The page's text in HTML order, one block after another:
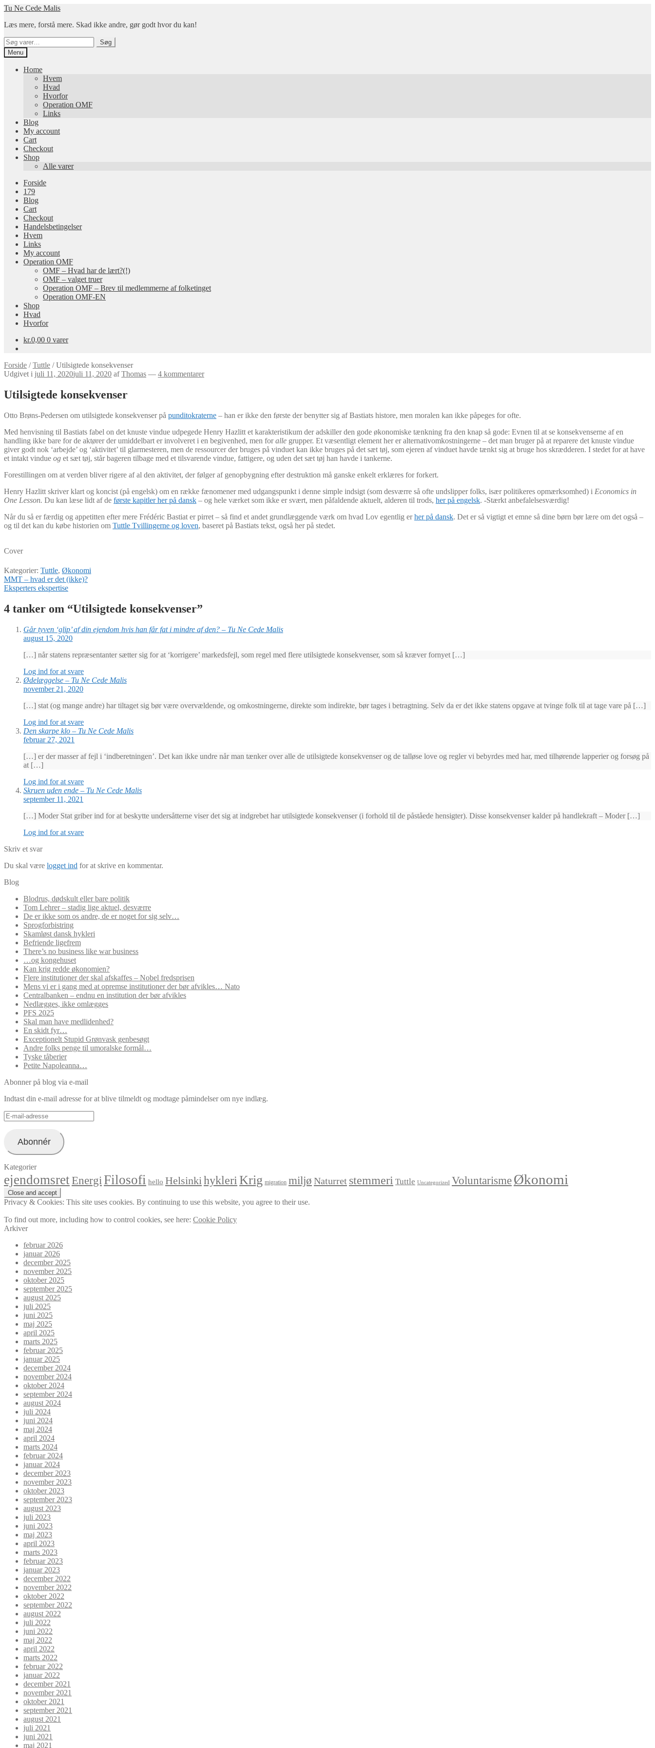
Spring
navigation
Spring
indhold
Tu Ne Cede Malis
Læs mere, forstå mere. Skad ikke andre, gør godt hvor du kan!
Søg
efter:
Søg
Menu
Home
Hvem
Hvad
Hvorfor
Operation OMF
Links
Blog
My account
Cart
Checkout
Shop
Alle varer
Forside
179
Blog
Cart
Checkout
Handelsbetingelser
Hvem
Links
My account
Operation OMF
OMF – Hvad har de lært?(!)
OMF – valget truer
Operation OMF – Brev til medlemmerne af folketinget
Operation OMF-EN
Shop
Hvad
Hvorfor
kr.0,00 0 varer
Forside /Tuttle /Utilsigtede konsekvenser
Udgivet i juli 11, 2020juli 11, 2020 afThomas — 4 kommentarer
Utilsigtede konsekvenser
Otto Brøns-Pedersen om utilsigtede konsekvenser på punditokraterne – han er ikke den første der benytter sig af Bastiats histore, men moralen kan ikke påpeges for ofte.
Med henvisning til Bastiats fabel on det knuste vindue udpegede Henry Hazlitt et karakteristikum der adskiller den gode økonomiske tænkning fra den knap så gode: Evnen til at se konsekvenserne af en
handling ikke bare for de aktører der umiddelbart er involveret i en begivenhed, men foralle grupper. Et væsentligt element her er alternativomkostningerne – det man bruger på at reparere det knuste vindue
giver godt nok ‘arbejde’ og ‘aktivitet’ til glarmesteren, men de ressourcer der bruges på vinduet kan ikke bruges på det sæt tøj, som ejeren af vinduet havde tænkt sig at bruge hos skrædderen. I stedet for at have
et intakt vindue og et sæt tøj, står bageren tilbage med et tilsvarende vindue, fattigere, og uden det sæt tøj han havde i tankerne.
Forestillingen om at verden bliver rigere af al den aktivitet, der følger af genopbygning efter destruktion må ganske enkelt erklæres for forkert.
Henry Hazlitt skriver klart og koncist (på engelsk) om en række fænomener med udgangspunkt i denne simple indsigt (som desværre så ofte undslipper folks, især politikeres opmærksomhed) i Economics in
One Lesson. Du kan læse lidt af de første kapitler her på dansk – og hele værket som ikke er svært, men påfaldende aktuelt, alderen til trods, her på engelsk. -Stærkt anbefalelsesværdig!
Når du så er færdig og appetitten efter mere Frédéric Bastiat er pirret – så find et andet grundlæggende værk om hvad Lov egentlig erher på dansk. Det er så vigtigt et emne så dine børn bør lære om det også –
og til det kan du købe historien om Tuttle Tvillingerne og loven, baseret på Bastiats tekst, også her på stedet.
Cover
Kategorier: Tuttle, Økonomi
Indlægsnavigation
Forrige
indlæg:
MMT – hvad er det (ikke)?
Næste
Eksperters ekspertise
4 tanker om “Utilsigtede konsekvenser”
Går tyven ‘glip’ af din ejendom hvis han får fat i mindre af den? – Tu Ne Cede Malis
august 15, 2020
[…] når statens repræsentanter sætter sig for at ‘korrigere’ markedsfejl, som regel med flere utilsigtede konsekvenser, som så kræver fornyet […]
Log ind for at svare
Ødelæggelse – Tu Ne Cede Malis
november 21, 2020
[…] stat (og mange andre) har tiltaget sig bør være overvældende, og omkostningerne, direkte som indirekte, bør tages i betragtning. Selv da er det ikke statens opgave at tvinge folk til at tage vare på […]
Log ind for at svare
Den skarpe klo – Tu Ne Cede Malis
februar 27, 2021
[…] er der masser af fejl i ‘indberetningen’. Det kan ikke undre når man tænker over alle de utilsigtede konsekvenser og de talløse love og regler vi bebyrdes med har, med tilhørende lapperier og forsøg på
at […]
Log ind for at svare
Skruen uden ende – Tu Ne Cede Malis
september 11, 2021
[…] Moder Stat griber ind for at beskytte undersåtterne viser det sig at indgrebet har utilsigtede konsekvenser (i forhold til de påståede hensigter). Disse konsekvenser kalder på handlekraft – Moder […]
Log ind for at svare
Skriv et svar
Du skal være logget ind for at skrive en kommentar.
Blog
Blodrus, dødskult eller bare politik
Tom Lehrer – stadig lige aktuel, desværre
De er ikke som os andre, de er noget for sig selv…
Sprogforbistring
Skamløst dansk hykleri
Befriende ligefrem
There’s no business like war business
…og kongehuset
Kan krig redde økonomien?
Flere institutioner der skal afskaffes – Nobel fredsprisen
Mens vi er i gang med at opremse institutioner der bør afvikles… Nato
Centralbanken – endnu en institution der bør afvikles
Nedlægges, ikke omlægges
PFS 2025
Skal man have medlidenhed?
En skidt fyr…
Exceptionelt Stupid Grønvask genbesøgt
Andre folks penge til umoralske formål…
Tyske tåberier
Petite Napoleanna…
Abonner på blog via e-mail
Indtast din e-mail adresse for at blive tilmeldt og modtage påmindelser om nye indlæg.
E-
mail-
Abonnér
Kategorier
ejendomsretEnergiFilosofi hello Helsinkihykleri Krig migration miljø Naturret stemmeri Tuttle Uncategorized VoluntarismeØkonomi
Privacy & Cookies: This site uses cookies. By continuing to use this website, you agree to their use.
To find out more, including how to control cookies, see here: Cookie Policy
Arkiver
februar 2026
januar 2026
december 2025
november 2025
oktober 2025
september 2025
august 2025
juli 2025
juni 2025
maj 2025
april 2025
marts 2025
februar 2025
januar 2025
december 2024
november 2024
oktober 2024
september 2024
august 2024
juli 2024
juni 2024
maj 2024
april 2024
marts 2024
februar 2024
januar 2024
december 2023
november 2023
oktober 2023
september 2023
august 2023
juli 2023
juni 2023
maj 2023
april 2023
marts 2023
februar 2023
januar 2023
december 2022
november 2022
oktober 2022
september 2022
august 2022
juli 2022
juni 2022
maj 2022
april 2022
marts 2022
februar 2022
januar 2022
december 2021
november 2021
oktober 2021
september 2021
august 2021
juli 2021
juni 2021
maj 2021